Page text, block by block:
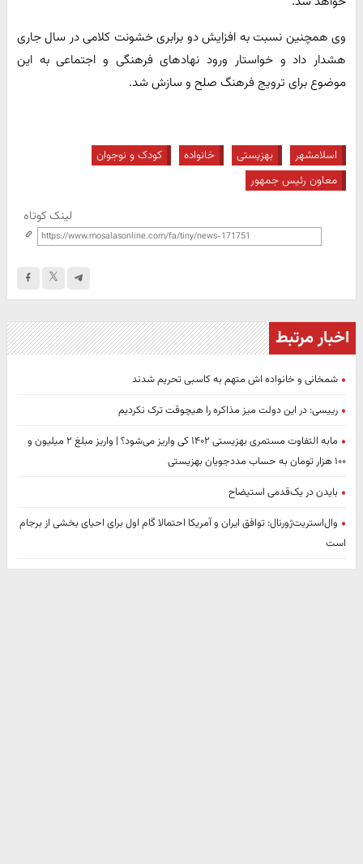
وی همچنین نسبت به افزایش دو برابری خشونت کلامی در سال جاری
هشدار داد و خواستار ورود نهاد‌های فرهنگی و اجتماعی به این
موضوع برای ترویج فرهنگ صلح و سازش شد.
اسلامشهر بهزیستی خانواده
کودک و نوجوان
معاون رئیس جمهور
لینک کوتاه
اخبار مرتبط
شمخانی و خانواده اش متهم به کاسبی تحریم شدند
رییسی: در این دولت میز مذاکره را هیچوقت ترک نکردیم
مابه التفاوت مستمری بهزیستی ۱۴۰۲ کی واریز می‌شود؟ | واریز مبلغ ۲ میلیون و
۱۰۰ هزار تومان به حساب مددجویان بهزیستی
بایدن در یک‌قدمی استیضاح
وال‌استریت‌ژورنال: توافق ایران و آمریکا احتمالا گام اول برای احیای بخشی از برجام
است